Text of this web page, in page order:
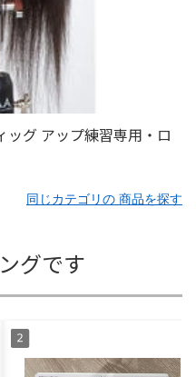
同じカテゴリの 商品を探す
グです